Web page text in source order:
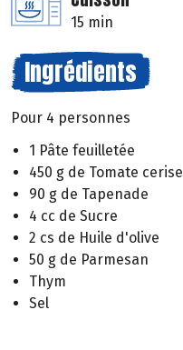
15 min
Ingrédients
Pour 4 personnes
1 Pâte feuilletée
450 g de Tomate cerise
90 g de Tapenade
4 cc de Sucre
2 cs de Huile d'olive
50 g de Parmesan
Thym
Sel